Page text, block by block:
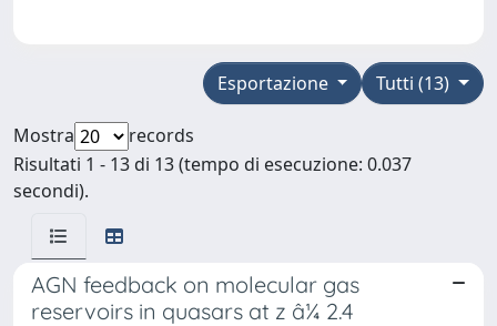
Tutti (13)
Esportazione
Mostra
records
Risultati 1 - 13 di 13 (tempo di esecuzione: 0.037
secondi).
AGN feedback on molecular gas
reservoirs in quasars at z â¼ 2.4